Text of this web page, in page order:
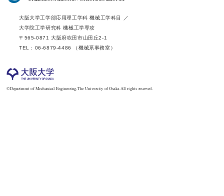
大阪大学工学部応用理工学科 機械工学科目 ／
大学院工学研究科 機械工学専攻
〒565-0871 大阪府吹田市山田丘2-1
TEL : 06-6879-4486 （機械系事務室）
©Department of Mechanical Engineering,The University of Osaka All rights reserved.